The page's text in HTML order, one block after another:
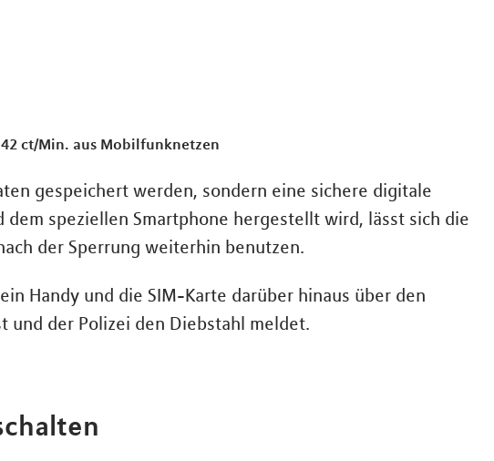
ct/Min. aus Mobilfunknetzen
gespeichert werden, sondern eine sichere digitale
dem speziellen Smartphone hergestellt wird, lässt sich die
der Sperrung weiterhin benutzen.
Handy und die SIM-Karte darüber hinaus über den
und der Polizei den Diebstahl meldet.